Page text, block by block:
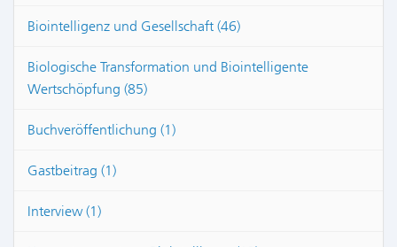
Biointelligenz und Gesellschaft (46)
Biologische Transformation und Biointelligente
Wertschöpfung (85)
Buchveröffentlichung (1)
Gastbeitrag (1)
Interview (1)